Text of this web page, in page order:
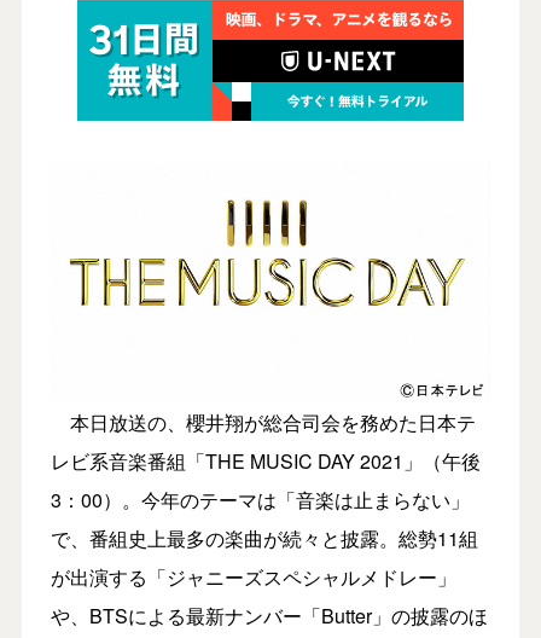
本日放送の、櫻井翔が総合司会を務めた日本テ
レビ系音楽番組「THE MUSIC DAY 2021」（午後
3：00）。今年のテーマは「音楽は止まらない」
で、番組史上最多の楽曲が続々と披露。総勢11組
が出演する「ジャニーズスペシャルメドレー」
や、BTSによる最新ナンバー「Butter」の披露のほ